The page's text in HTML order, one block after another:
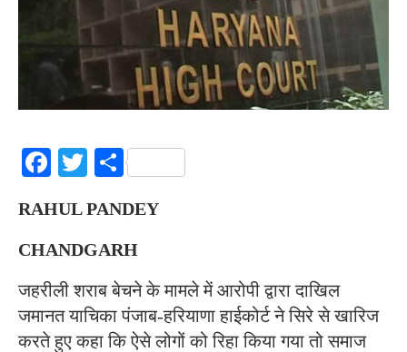
Facebook
Twitter
Share
RAHUL PANDEY
CHANDGARH
जहरीली शराब बेचने के मामले में आरोपी द्वारा दाखिल
जमानत याचिका पंजाब-हरियाणा हाईकोर्ट ने सिरे से खारिज
करते हुए कहा कि ऐसे लोगों को रिहा किया गया तो समाज